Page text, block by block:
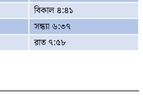
বিকাল ৪:৪১
সন্ধ্যা ৬:৩৭
রাত ৭:৫৮